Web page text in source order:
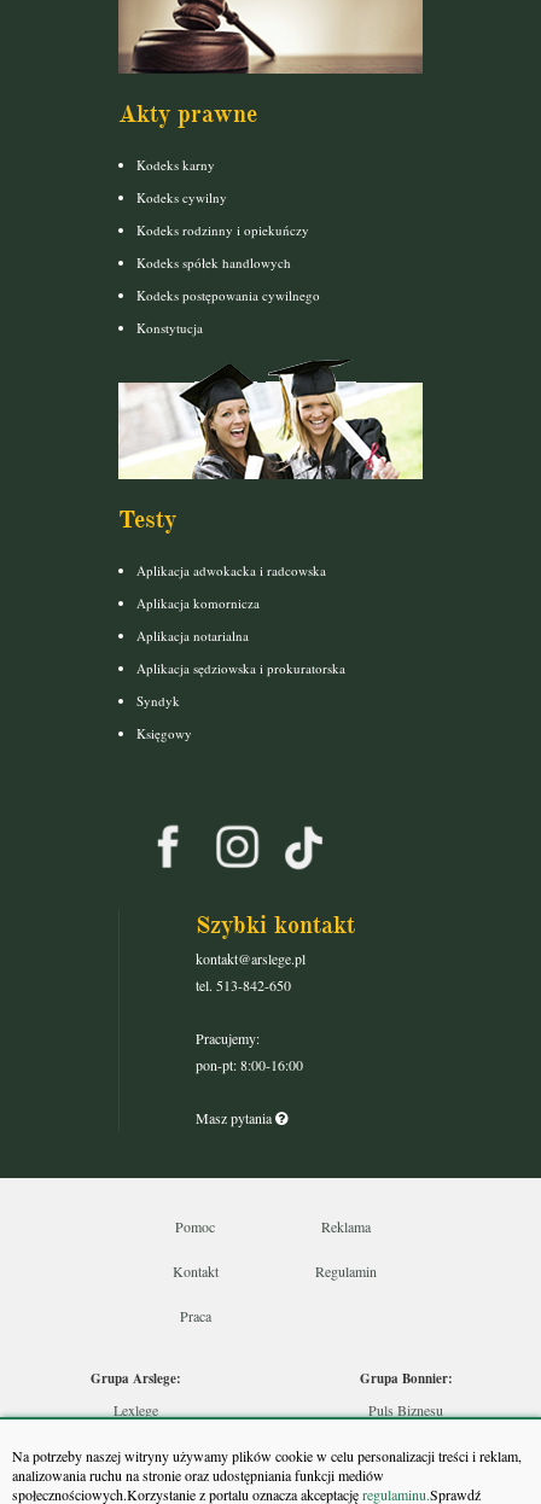
Na potrzeby naszej witryny używamy plików cookie w celu personalizacji treści i reklam,
analizowania ruchu na stronie oraz udostępniania funkcji mediów
społecznościowych.Korzystanie z portalu oznacza akceptacjęregulaminu.Sprawdź
Akty prawne
Kodeks karny
Kodeks cywilny
Kodeks rodzinny i opiekuńczy
Kodeks spółek handlowych
Kodeks postępowania cywilnego
Konstytucja
Testy
Aplikacja adwokacka i radcowska
Aplikacja komornicza
Aplikacja notarialna
Aplikacja sędziowska i prokuratorska
Syndyk
Księgowy
Szybki kontakt
kontakt@arslege.pl
tel. 513-842-650
Pracujemy:
pon-pt: 8:00-16:00
Masz pytania
Pomoc Reklama
Kontakt Regulamin
Praca
Grupa Arslege:
Lexlege
Skarbowcy
Urzędnik
Grupa Bonnier:
Puls Biznesu
Puls Medycyny
Monitor Firm